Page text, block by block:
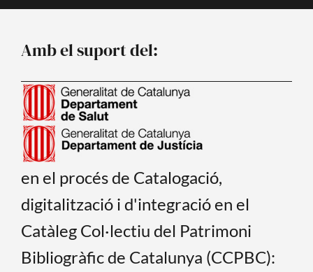
k
Amb el suport del:
en el procés de Catalogació,
digitalització i d'integració en el
Catàleg Col·lectiu del Patrimoni
Bibliogràfic de Catalunya (CCPBC):